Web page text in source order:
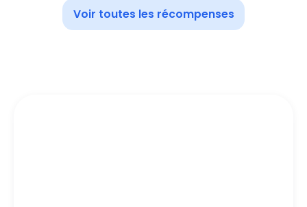
Voir toutes les récompenses